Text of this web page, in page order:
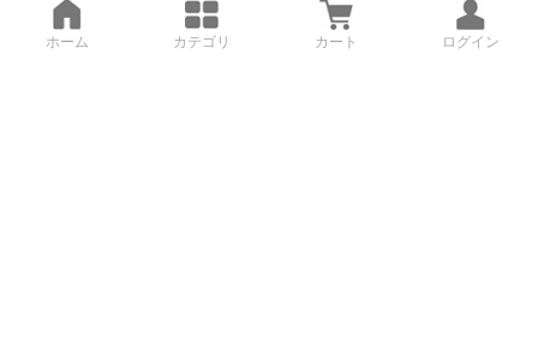
ホーム カテゴリ カート ログイン